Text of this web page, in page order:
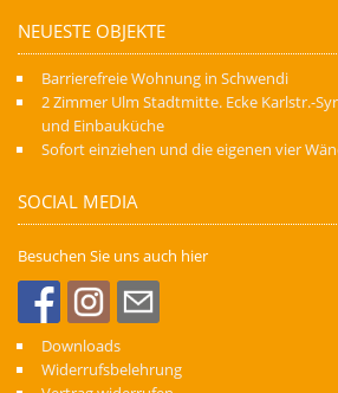
NEUESTE OBJEKTE
Barrierefreie Wohnung in Schwendi
2 Zimmer Ulm Stadtmitte. Ecke Karlstr.-
und Einbauküche
Sofort einziehen und die eigenen vier
SOCIAL MEDIA
Besuchen Sie uns auch hier
Downloads
Widerrufsbelehrung